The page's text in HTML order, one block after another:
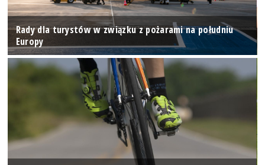
Rady dla turystów w związku z pożarami na południu
Europy